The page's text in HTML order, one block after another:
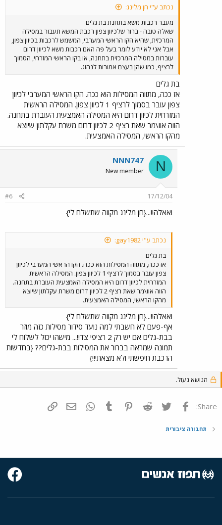
נכתב ע"י חן מלינג:
מעבר רכבות משא בתחנת בת גלים
שאלה טובה - ברור שלכיוון צפון רכבת המשא תעבור במסילה
המרכזית, שהיא הקו הראשי המערבי, המשמש לרכבות בכיוון צפון,
אבל אני לא יודע לומר בעל פה האם רכבות משא לכיוון דרום
עוברות במסילה המרכזית בתחנה, או בקו הראשי המזרחי, הסמוך
לרציף, כמו שהן בעצם אמורות לנהוג.
בת גלים
אז ככה, מתווה המסילות הוא ככה. הקו הראשי המערבי לכיוון
צפון עובר בסמוך לרציף 1 לכיוון צפון. המסילה הראשית
המזרחית לכיוון דרום היא המסילה האמצעית העוברת בתחנה.
הווה אוו\מר שאת רציף 2 לכיוון דרום משרת עקלתון שיוצא
מהקו הראשי, המסילה האמצעית.
N
NNN747
New member
17/12/04
#6
ואאלה!!...{חן מלינג מקווה שתשלח לי}
נכתב ע"י gay1982:
בת גלים
אז ככה, מתווה המסילות הוא ככה. הקו הראשי המערבי לכיוון
צפון עובר בסמוך לרציף 1 לכיוון צפון. המסילה הראשית
המזרחית לכיוון דרום היא המסילה האמצעית העוברת בתחנה.
הווה אוו\מר שאת רציף 2 לכיוון דרום משרת עקלתון שיוצא
מהקו הראשי, המסילה האמצעית.
ואאלה!!...{חן מלינג מקווה שתשלח לי}
אף-פעם לא חשבתי למה נועד סידור מסילות כזה מוזר
בבת-גלים אם יש רק 2 רציפי צד!!... מישהו יכול לשלוח לי
תמונה שמראה בברור את המסילות בבת-גלים?? {בחדשות
הרכבת חיפשתי ולא מצאתי!!}
הנושא נעול.
Share: פייסבוק Twitter
Reddit
Pinterest
Tumblr
WhatsAppדואר אלקטרוני
תחבורה ציבורית